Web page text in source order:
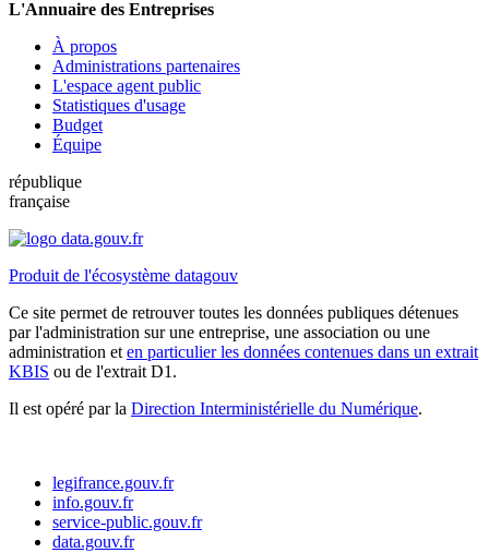
L'Annuaire des Entreprises
À propos
Administrations partenaires
L'espace agent public
Statistiques d'usage
Budget
Équipe
république
française
Produit de l'écosystème datagouv
Ce site permet de retrouver toutes les données publiques détenues
par l'administration sur une entreprise, une association ou une
administration et en particulier les données contenues dans un extrait
KBIS ou de l'extrait D1.
Il est opéré par la Direction Interministérielle du Numérique.
legifrance.gouv.fr
info.gouv.fr
service-public.gouv.fr
data.gouv.fr